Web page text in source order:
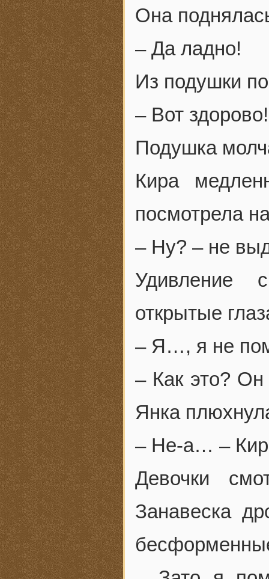
Она
– Да ладно!
Из подушки
– Вот
Подушка
Кира
посмотрела
– Ну? – не
Удивление
открытые
– Я…, я не
– Как это?
Янка
– Не-а… –
Девочки
Занавеска